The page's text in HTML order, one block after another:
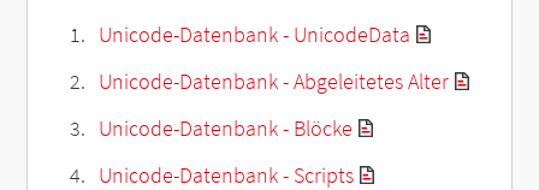
Unicode-Datenbank - UnicodeData
Unicode-Datenbank - Abgeleitetes Alter
Unicode-Datenbank - Blöcke
Unicode-Datenbank - Scripts